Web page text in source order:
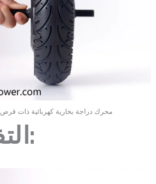
محرك دراجة بخارية كهربائية ذات قرص 8 بوصة
التفاصيل: